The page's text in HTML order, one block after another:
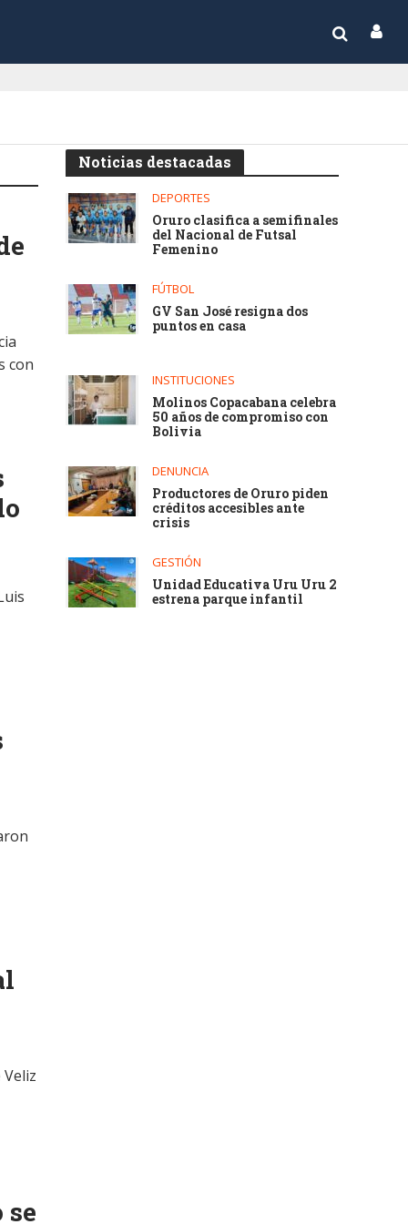
con
se
Noticias destacadas
DEPORTES
Oruro clasifica a semifinales
del Nacional de Futsal
Femenino
FÚTBOL
GV San José resigna dos
puntos en casa
INSTITUCIONES
Molinos Copacabana celebra
50 años de compromiso con
Bolivia
DENUNCIA
Productores de Oruro piden
créditos accesibles ante
crisis
GESTIÓN
Unidad Educativa Uru Uru 2
estrena parque infantil